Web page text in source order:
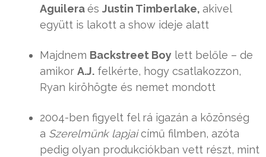
Aguileraés Justin Timberlake, akivel
együtt is lakott a show ideje alatt
Majdnem Backstreet Boy lett belőle – de
amikor A.J. felkérte, hogy csatlakozzon,
Ryan kiröhögte és nemet mondott
2004-ben figyelt fel rá igazán a közönség
a Szerelmünk lapjaicímű filmben, azóta
pedig olyan produkciókban vett részt, mint